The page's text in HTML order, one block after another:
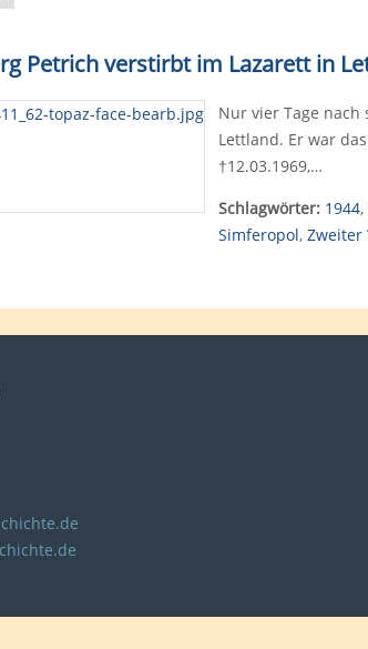
Petrich verstirbt im Lazarett in
Nur vier Tage
Lettland. Er war
†12.03.1969,…
Schlagwörter: 1944,
Simferopol, Zweiter